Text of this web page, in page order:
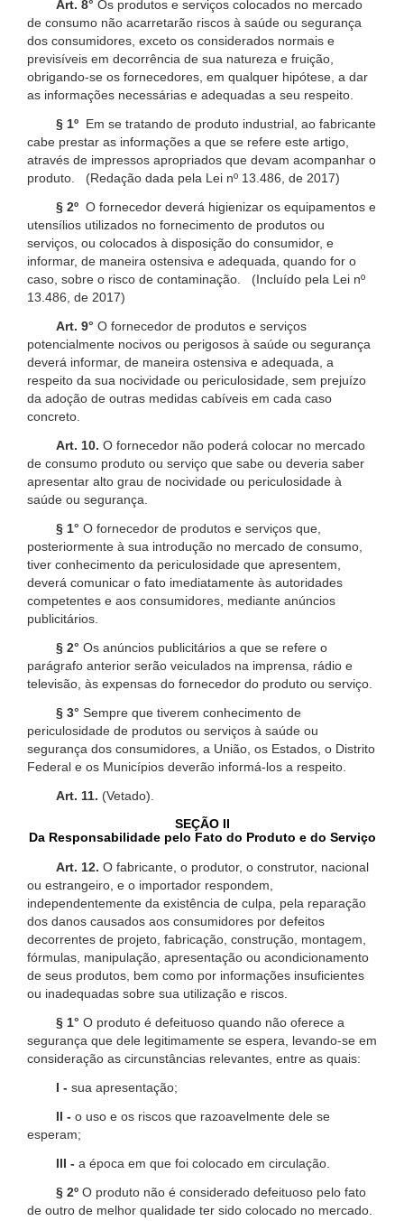
Art. 8° Os produtos e serviços colocados no mercado
de consumo não acarretarão riscos à saúde ou segurança
dos consumidores, exceto os considerados normais e
previsíveis em decorrência de sua natureza e fruição,
obrigando-se os fornecedores, em qualquer hipótese, a dar
as informações necessárias e adequadas a seu respeito.
§ 1º Em se tratando de produto industrial, ao fabricante
cabe prestar as informações a que se refere este artigo,
através de impressos apropriados que devam acompanhar o
produto. (Redação dada pela Lei nº 13.486, de 2017)
§ 2º O fornecedor deverá higienizar os equipamentos e
utensílios utilizados no fornecimento de produtos ou
serviços, ou colocados à disposição do consumidor, e
informar, de maneira ostensiva e adequada, quando for o
caso, sobre o risco de contaminação. (Incluído pela Lei nº
13.486, de 2017)
Art. 9° O fornecedor de produtos e serviços
potencialmente nocivos ou perigosos à saúde ou segurança
deverá informar, de maneira ostensiva e adequada, a
respeito da sua nocividade ou periculosidade, sem prejuízo
da adoção de outras medidas cabíveis em cada caso
concreto.
Art. 10. O fornecedor não poderá colocar no mercado
de consumo produto ou serviço que sabe ou deveria saber
apresentar alto grau de nocividade ou periculosidade à
saúde ou segurança.
§ 1° O fornecedor de produtos e serviços que,
posteriormente à sua introdução no mercado de consumo,
tiver conhecimento da periculosidade que apresentem,
deverá comunicar o fato imediatamente às autoridades
competentes e aos consumidores, mediante anúncios
publicitários.
§ 2° Os anúncios publicitários a que se refere o
parágrafo anterior serão veiculados na imprensa, rádio e
televisão, às expensas do fornecedor do produto ou serviço.
§ 3° Sempre que tiverem conhecimento de
periculosidade de produtos ou serviços à saúde ou
segurança dos consumidores, a União, os Estados, o Distrito
Federal e os Municípios deverão informá-los a respeito.
Art. 11. (Vetado).
SEÇÃO II
Da Responsabilidade pelo Fato do Produto e do Serviço
Art. 12. O fabricante, o produtor, o construtor, nacional
ou estrangeiro, e o importador respondem,
independentemente da existência de culpa, pela reparação
dos danos causados aos consumidores por defeitos
decorrentes de projeto, fabricação, construção, montagem,
fórmulas, manipulação, apresentação ou acondicionamento
de seus produtos, bem como por informações insuficientes
ou inadequadas sobre sua utilização e riscos.
§ 1° O produto é defeituoso quando não oferece a
segurança que dele legitimamente se espera, levando-se em
consideração as circunstâncias relevantes, entre as quais:
I - sua apresentação;
II - o uso e os riscos que razoavelmente dele se
esperam;
III - a época em que foi colocado em circulação.
§ 2º O produto não é considerado defeituoso pelo fato
de outro de melhor qualidade ter sido colocado no mercado.